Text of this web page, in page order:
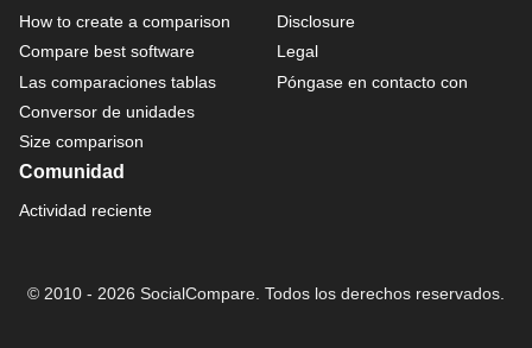
How to create a comparison
Compare best software
Las comparaciones tablas
Conversor de unidades
Size comparison
Disclosure
Legal
Póngase en contacto con
Comunidad
Actividad reciente
© 2010 - 2026 SocialCompare. Todos los derechos reservados.